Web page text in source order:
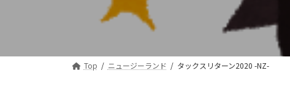
:
Top ニュージーランド タックスリターン2020 -NZ-